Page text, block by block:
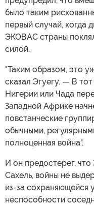
было таким
первый случай, когда
ЭКОВАС страны
силой.
"Таким образом, это
сказал Эгуегу. — В
Нигерии или Чада
Западной Африке
повстанческие
обычными,
полноценная война".
И он предостерег,
Сахель, войны не
из-за сохраняющейся
неспособности